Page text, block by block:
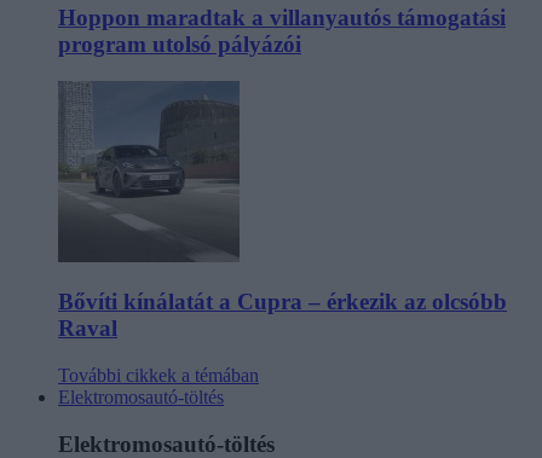
Hoppon maradtak a villanyautós támogatási
program utolsó pályázói
Bővíti kínálatát a Cupra – érkezik az olcsóbb
Raval
További cikkek a témában
Elektromosautó-töltés
Elektromosautó-töltés